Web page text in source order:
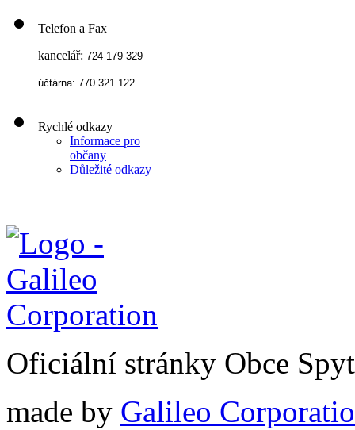
Telefon a Fax
kancelář: 724 179 329
účtárna: 770 321 122
Rychlé odkazy
Informace pro
občany
Důležité odkazy
Oficiální stránky Obce
made by Galileo